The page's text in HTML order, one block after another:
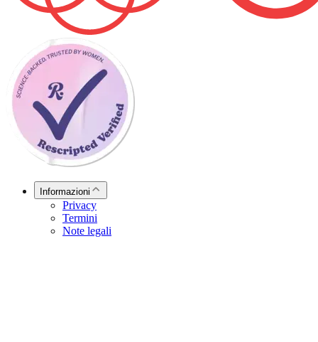
Informazioni
Privacy
Termini
Note legali